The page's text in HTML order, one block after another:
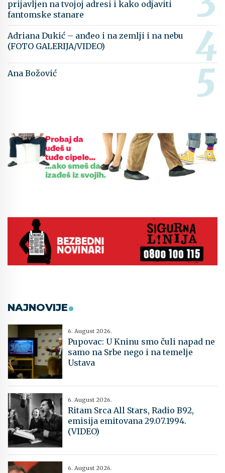
prijavljen na tvojoj adresi i kako odjaviti
fantomske stanare
Adriana Dukić – anđeo i na zemlji i na nebu
(FOTO GALERIJA/VIDEO)
Ana Božović
NAJNOVIJE
6. August 2026.
Pupovac: U Kninu smo čuli napad ne
samo na Srbe nego i na temelje
Ustava
6. August 2026.
Ritam Srca All Stars, Radio B92,
emisija emitovana 29.07.1994.
(VIDEO)
6. August 2026.